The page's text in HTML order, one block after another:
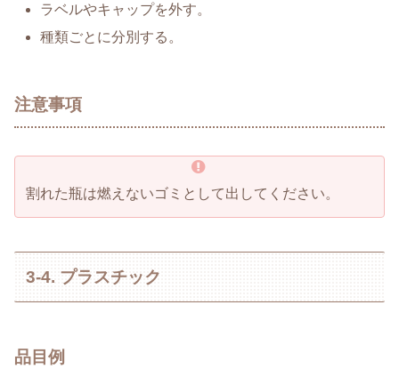
ラベルやキャップを外す。
種類ごとに分別する。
注意事項
割れた瓶は燃えないゴミとして出してください。
3-4. プラスチック
品目例